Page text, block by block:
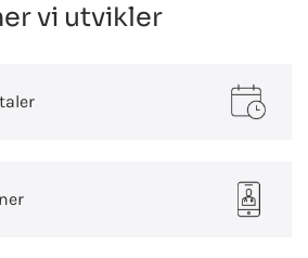
vi utvikler